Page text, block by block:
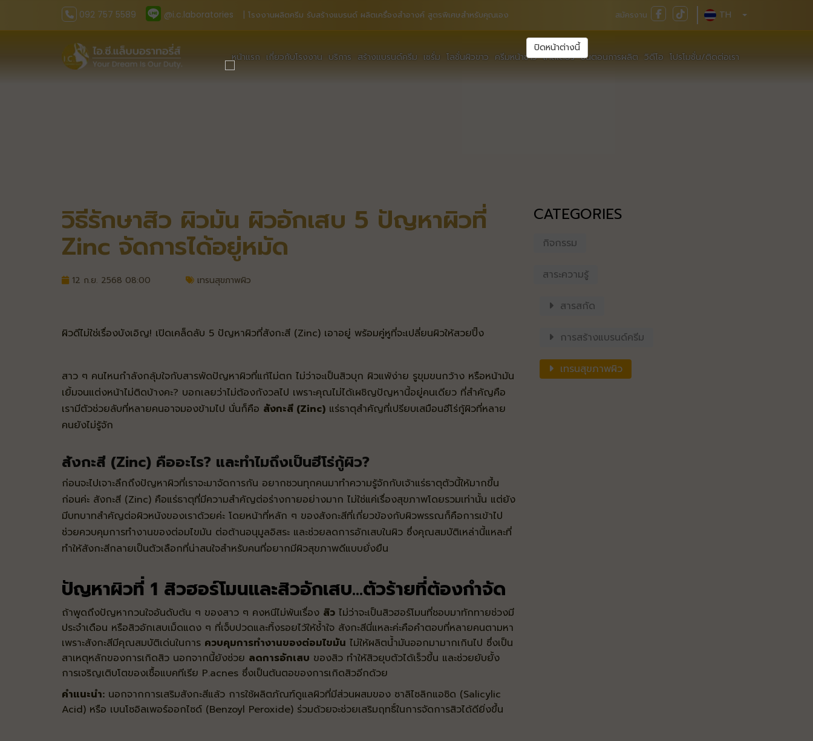
092 757 5589 @i.c.laboratories | โรงงานผลิตครีม รับสร้างแบรนด์ ผลิตเครื่องสำอางค์ สูตรพิเศษสำหรับคุณเอง สมัครงาน TH
หน้าแรก เกี่ยวกับโรงงาน บริการ สร้างแบรนด์ครีม เซรั่ม โลชั่นผิวขาว ครีมหน้าขาว เทสเตอร์ ขั้นตอนการผลิต วิดีโอ โปรโมชั่น/ติดต่อเรา
วิธีรักษาสิว ผิวมัน ผิวอักเสบ 5 ปัญหาผิวที่
Zinc จัดการได้อยู่หมัด
12 ก.ย. 2568 08:00 เทรนสุขภาพผิว
ผิวดีไม่ใช่เรื่องบังเอิญ! เปิดเคล็ดลับ 5 ปัญหาผิวที่สังกะสี (Zinc) เอาอยู่ พร้อมคู่หูที่จะเปลี่ยนผิวให้สวยปิ๊ง
สาว ๆ คนไหนกำลังกลุ้มใจกับสารพัดปัญหาผิวที่แก้ไม่ตก ไม่ว่าจะเป็นสิวบุก ผิวแพ้ง่าย รูขุมขนกว้าง หรือหน้ามัน
เยิ้มจนแต่งหน้าไม่ติดบ้างคะ? บอกเลยว่าไม่ต้องกังวลไป เพราะคุณไม่ได้เผชิญปัญหานี้อยู่คนเดียว ที่สำคัญคือ
เรามีตัวช่วยลับที่หลายคนอาจมองข้ามไป นั่นก็คือ สังกะสี (Zinc) แร่ธาตุสำคัญที่เปรียบเสมือนฮีโร่กู้ผิวที่หลาย
คนยังไม่รู้จัก
สังกะสี (Zinc) คืออะไร? และทำไมถึงเป็นฮีโร่กู้ผิว?
ก่อนจะไปเจาะลึกถึงปัญหาผิวที่เราจะมาจัดการกัน อยากชวนทุกคนมาทำความรู้จักกับเจ้าแร่ธาตุตัวนี้ให้มากขึ้น
ก่อนค่ะ สังกะสี (Zinc) คือแร่ธาตุที่มีความสำคัญต่อร่างกายอย่างมาก ไม่ใช่แค่เรื่องสุขภาพโดยรวมเท่านั้น แต่ยัง
มีบทบาทสำคัญต่อผิวหนังของเราด้วยค่ะ โดยหน้าที่หลัก ๆ ของสังกะสีที่เกี่ยวข้องกับผิวพรรณก็คือการเข้าไป
ช่วยควบคุมการทำงานของต่อมไขมัน ต่อต้านอนุมูลอิสระ และช่วยลดการอักเสบในผิว ซึ่งคุณสมบัติเหล่านี้แหละที่
ทำให้สังกะสีกลายเป็นตัวเลือกที่น่าสนใจสำหรับคนที่อยากมีผิวสุขภาพดีแบบยั่งยืน
ปัญหาผิวที่ 1 สิวฮอร์โมนและสิวอักเสบ...ตัวร้ายที่ต้องกำจัด
ถ้าพูดถึงปัญหากวนใจอันดับต้น ๆ ของสาว ๆ คงหนีไม่พ้นเรื่อง สิว ไม่ว่าจะเป็นสิวฮอร์โมนที่ชอบมาทักทายช่วงมี
ประจำเดือน หรือสิวอักเสบเม็ดแดง ๆ ที่เจ็บปวดและทิ้งรอยไว้ให้ช้ำใจ สังกะสีนี่แหละค่ะคือคำตอบที่หลายคนตามหา
เพราะสังกะสีมีคุณสมบัติเด่นในการ ควบคุมการทำงานของต่อมไขมัน ไม่ให้ผลิตน้ำมันออกมามากเกินไป ซึ่งเป็น
สาเหตุหลักของการเกิดสิว นอกจากนี้ยังช่วย ลดการอักเสบ ของสิว ทำให้สิวยุบตัวได้เร็วขึ้น และช่วยยับยั้ง
การเจริญเติบโตของเชื้อแบคทีเรีย P.acnes ซึ่งเป็นต้นตอของการเกิดสิวอีกด้วย
คำแนะนำ: นอกจากการเสริมสังกะสีแล้ว การใช้ผลิตภัณฑ์ดูแลผิวที่มีส่วนผสมของ ซาลิไซลิกแอซิด (Salicylic
Acid) หรือ เบนโซอิลเพอร์ออกไซด์ (Benzoyl Peroxide) ร่วมด้วยจะช่วยเสริมฤทธิ์ในการจัดการสิวได้ดียิ่งขึ้น
CATEGORIES
กิจกรรม
สาระความรู้
สารสกัด
การสร้างแบรนด์ครีม
เทรนสุขภาพผิว
ปิดหน้าต่างนี้